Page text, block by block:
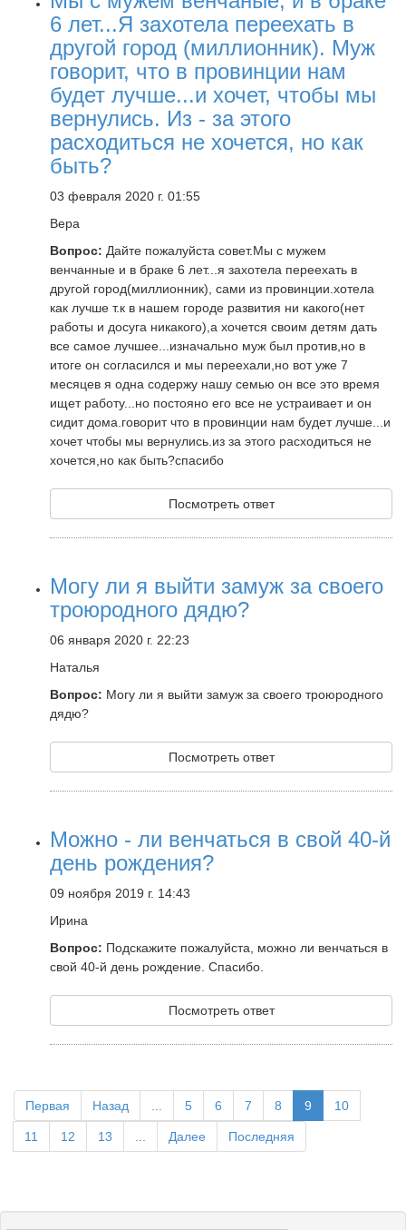
6 лет...Я захотела переехать в
другой город (миллионник). Муж
говорит, что в провинции нам
будет лучше...и хочет, чтобы мы
вернулись. Из - за этого
расходиться не хочется, но как
быть?
03 февраля 2020 г. 01:55
Вера
Вопрос: Дайте пожалуйста совет.Мы с мужем
венчанные и в браке 6 лет...я захотела переехать в
другой город(миллионник), сами из провинции.хотела
как лучше т.к в нашем городе развития ни какого(нет
работы и досуга никакого),а хочется своим детям дать
все самое лучшее...изначально муж был против,но в
итоге он согласился и мы переехали,но вот уже 7
месяцев я одна содержу нашу семью он все это время
ищет работу...но постояно его все не устраивает и он
сидит дома.говорит что в провинции нам будет лучше...и
хочет чтобы мы вернулись.из за этого расходиться не
хочется,но как быть?спасибо
Посмотреть ответ
Могу ли я выйти замуж за своего
троюродного дядю?
06 января 2020 г. 22:23
Наталья
Вопрос: Могу ли я выйти замуж за своего троюродного
дядю?
Посмотреть ответ
Можно - ли венчаться в свой 40-й
день рождения?
09 ноября 2019 г. 14:43
Ирина
Вопрос: Подскажите пожалуйста, можно ли венчаться в
свой 40-й день рождение. Спасибо.
Посмотреть ответ
Первая Назад 5 6 7 8 9 10
11 12 13 Далее Последняя